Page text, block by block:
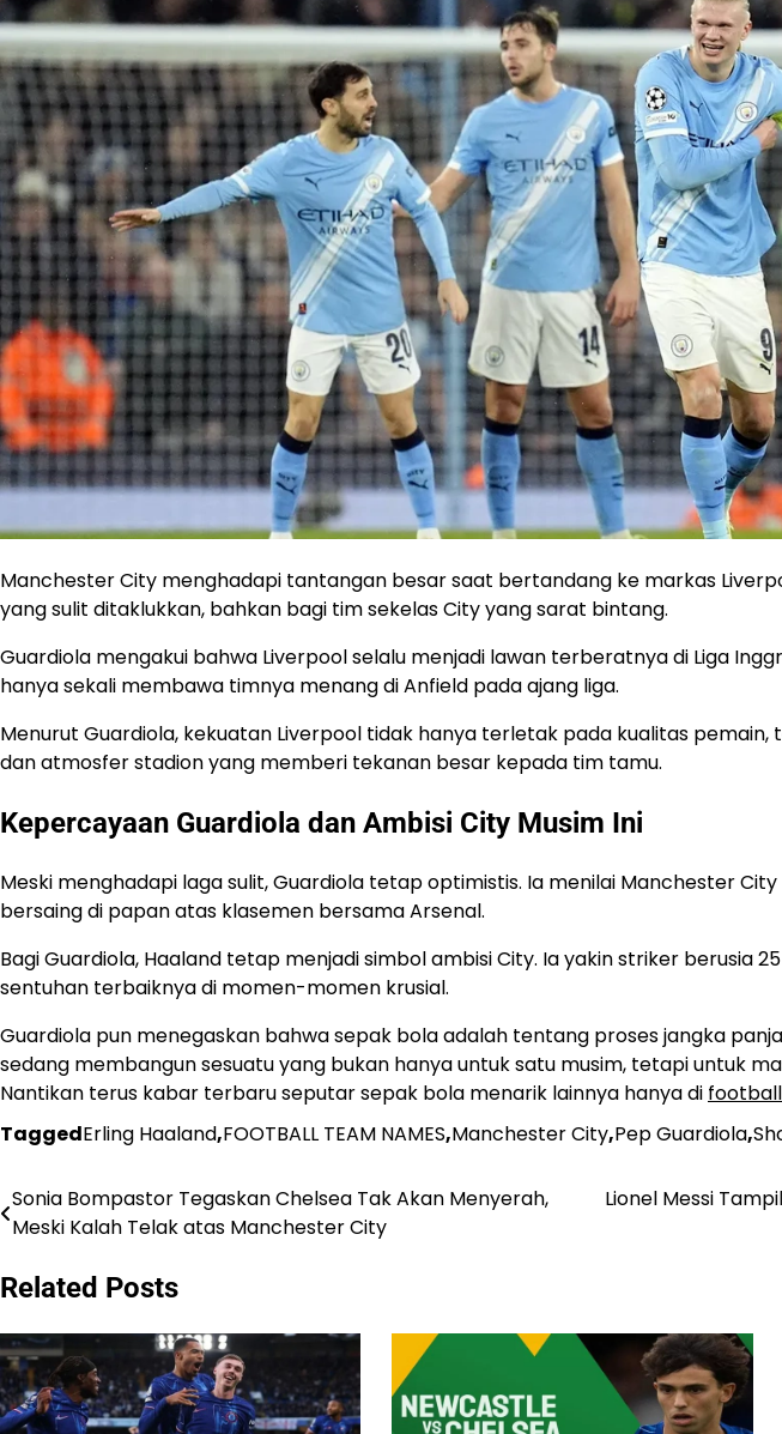
Manchester City menghadapi tantangan besar saat bertandang ke markas
yang sulit ditaklukkan, bahkan bagi tim sekelas City yang sarat bintang.
Guardiola mengakui bahwa Liverpool selalu menjadi lawan terberatnya di Liga
hanya sekali membawa timnya menang di Anfield pada ajang liga.
Menurut Guardiola, kekuatan Liverpool tidak hanya terletak pada kualitas
dan atmosfer stadion yang memberi tekanan besar kepada tim tamu.
Kepercayaan Guardiola dan Ambisi City Musim Ini
Meski menghadapi laga sulit, Guardiola tetap optimistis. Ia menilai Manchester
bersaing di papan atas klasemen bersama Arsenal.
Bagi Guardiola, Haaland tetap menjadi simbol ambisi City. Ia yakin striker berusia
sentuhan terbaiknya di momen-momen krusial.
Guardiola pun menegaskan bahwa sepak bola adalah tentang proses jangka
sedang membangun sesuatu yang bukan hanya untuk satu musim, tetapi untuk
Nantikan terus kabar terbaru seputar sepak bola menarik lainnya hanya di
TaggedErling Haaland,FOOTBALL TEAM NAMES,Manchester City,Pep Guardiola,
Post
Sonia Bompastor Tegaskan Chelsea Tak Akan Menyerah,
Meski Kalah Telak atas Manchester City
Lionel Messi
Related Posts